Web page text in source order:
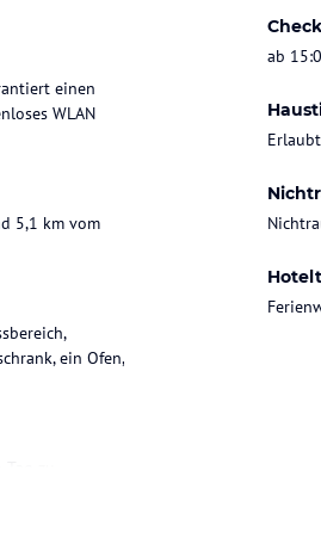
ab
Erlaubt
einen
WLAN
5,1 km vom
ein Ofen,